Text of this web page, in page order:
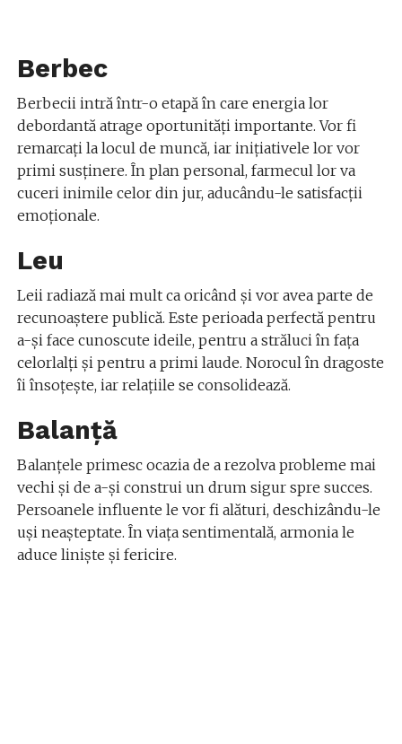
Berbec
Berbecii intră într-o etapă în care energia lor
debordantă atrage oportunități importante. Vor fi
remarcați la locul de muncă, iar inițiativele lor vor
primi susținere. În plan personal, farmecul lor va
cuceri inimile celor din jur, aducându-le satisfacții
emoționale.
Leu
Leii radiază mai mult ca oricând și vor avea parte de
recunoaștere publică. Este perioada perfectă pentru
a-și face cunoscute ideile, pentru a străluci în fața
celorlalți și pentru a primi laude. Norocul în dragoste
îi însoțește, iar relațiile se consolidează.
Balanță
Balanțele primesc ocazia de a rezolva probleme mai
vechi și de a-și construi un drum sigur spre succes.
Persoanele influente le vor fi alături, deschizându-le
uși neașteptate. În viața sentimentală, armonia le
aduce liniște și fericire.